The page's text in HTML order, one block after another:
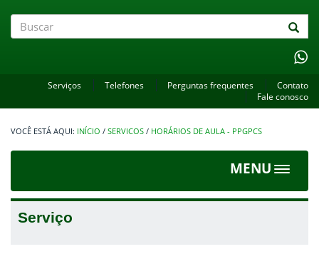
Serviços Telefones Perguntas frequentes
Contato
Fale conosco
INÍCIO / SERVICOS / HORÁRIOS DE AULA - PPGPCS
MENU
Toggle
Serviço